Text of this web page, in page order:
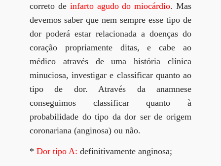
correto de infarto agudo do miocárdio. Mas
devemos saber que nem sempre esse tipo de
dor poderá estar relacionada a doenças do
coração propriamente ditas, e cabe ao
médico através de uma história clínica
minuciosa, investigar e classificar quanto ao
tipo de dor. Através da anamnese
conseguimos classificar quanto à
probabilidade do tipo da dor ser de origem
coronariana (anginosa) ou não.
* Dor tipo A: definitivamente anginosa;